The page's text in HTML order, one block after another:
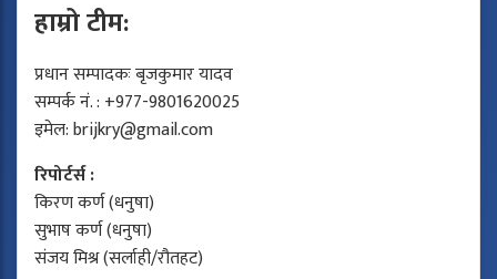
हाम्रो टीम:
प्रधान सम्पादकः बृजकुमार यादव
सम्पर्क नं. : +977-9801620025
इमेल:brijkry@gmail.com
रिपोर्टर्स :
किरण कर्ण (धनुषा)
सुभाष कर्ण (धनुषा)
संजय मिश्र (सर्लाही/रौतहट)